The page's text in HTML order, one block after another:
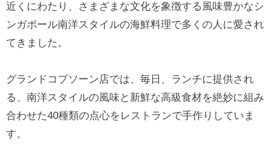
近くにわたり、さまざまな文化を象徴する風味豊かなシ
ンガポール南洋スタイルの海鮮料理で多くの人に愛され
てきました。
グランドコプソーン店では、毎日、ランチに提供され
る、南洋スタイルの風味と新鮮な高級食材を絶妙に組み
合わせた40種類の点心をレストランで手作りしていま
す。